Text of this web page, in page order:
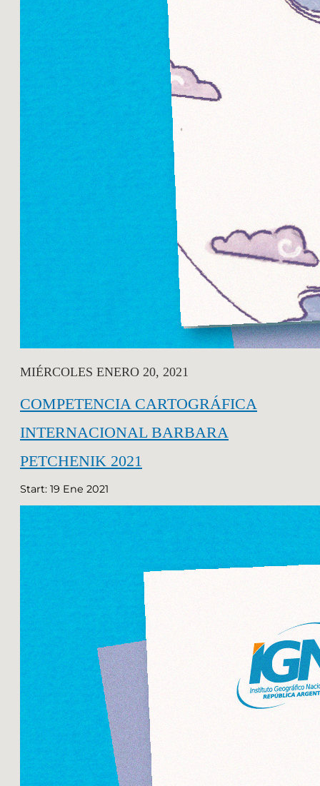
MIÉRCOLES ENERO 20, 2021
COMPETENCIA CARTOGRÁFICA
INTERNACIONAL BARBARA
PETCHENIK 2021
Start: 19 Ene 2021